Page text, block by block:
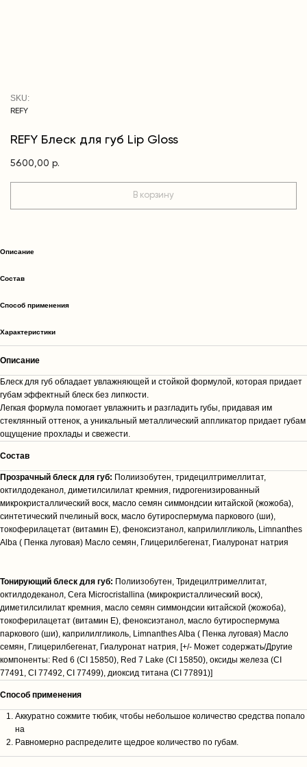
REFY Блеск для губ Lip Gloss
REFY
SKU:
5600,00 р.
В корзину
Описание
Cостав
Способ применения
Характеристики
Описание
Блеск для губ обладает увлажняющей и стойкой формулой, которая придает
губам эффектный блеск без липкости.
Легкая формула помогает увлажнить и разгладить губы, придавая им
стеклянный оттенок, а уникальный металлический аппликатор придает губам
ощущение прохлады и свежести.
Cостав
Прозрачный блеск для губ: Полиизобутен, тридецилтримеллитат,
октилдодеканол, диметилсилилат кремния, гидрогенизированный
микрокристаллический воск, масло семян симмондсии китайской (жожоба),
синтетический пчелиный воск, масло бутироспермума паркового (ши),
токоферилацетат (витамин Е), феноксиэтанол, каприлилгликоль, Limnanthes
Alba ( Пенка луговая) Масло семян, Глицерилбегенат, Гиалуронат натрия
Тонирующий блеск для губ: Полиизобутен, Тридецилтримеллитат,
октилдодеканол, Cera Microcristallina (микрокристаллический воск),
диметилсилилат кремния, масло семян симмондсии китайской (жожоба),
токоферилацетат (витамин Е), феноксиэтанол, масло бутироспермума
паркового (ши), каприлилгликоль, Limnanthes Alba ( Пенка луговая) Масло
семян, Глицерилбегенат, Гиалуронат натрия, [+/- Может содержать/Другие
компоненты: Red 6 (CI 15850), Red 7 Lake (CI 15850), оксиды железа (CI
77491, CI 77492, CI 77499), диоксид титана (CI 77891)]
Способ применения
Аккуратно сожмите тюбик, чтобы небольшое количество средства попало
на
Равномерно распределите щедрое количество по губам.